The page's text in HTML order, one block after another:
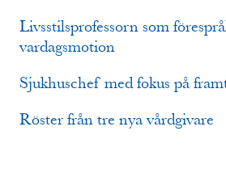
Livsstilsprofessorn som
vardagsmotion
Sjukhuschef med fokus på
Röster från tre nya vårdgivare